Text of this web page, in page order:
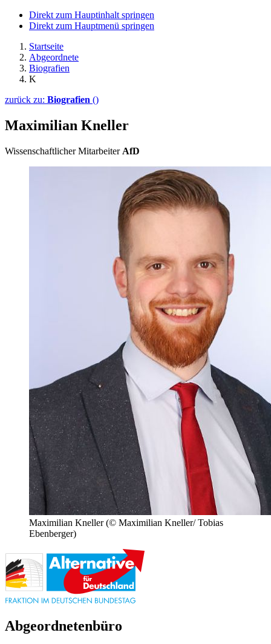
Direkt zum Hauptinhalt springen
Direkt zum Hauptmenü springen
Startseite
Abgeordnete
Biografien
K
zurück zu: Biografien ()
Maximilian Kneller
Wissenschaftlicher Mitarbeiter AfD
Maximilian Kneller (© Maximilian Kneller/ Tobias
Ebenberger)
Abgeordnetenbüro